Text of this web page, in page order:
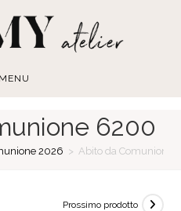
MENU
6200
2026 > Abito da Comunione
Prossimo prodotto